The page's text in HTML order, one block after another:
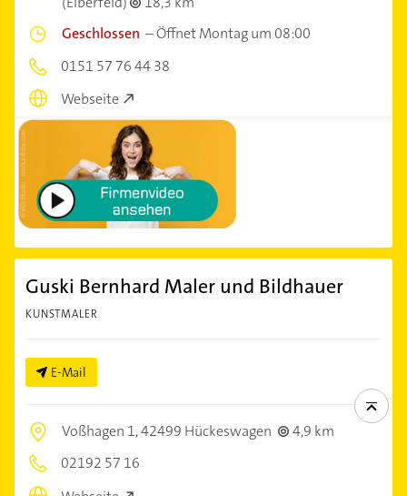
Geschlossen –Öffnet Montag um 08:00
0151 57 76 44 38
Webseite
Guski Bernhard Maler und Bildhauer
KUNSTMALER
E-Mail
Voßhagen 1,42499 Hückeswagen
4,9 km
02192 57 16